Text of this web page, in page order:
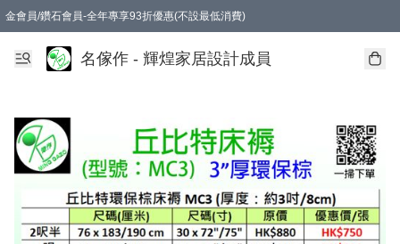
金會員/鑽石會員-全年專享93折優惠(不設最低消費)
名傢作 - 輝煌家居設計成員